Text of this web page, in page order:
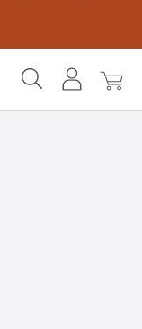
MonMon